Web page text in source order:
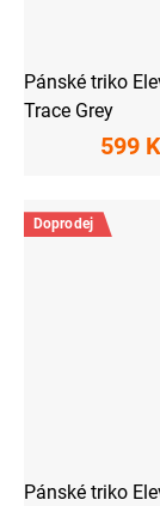
Pánské triko
Trace Grey
599
Doprodej
Pánské triko